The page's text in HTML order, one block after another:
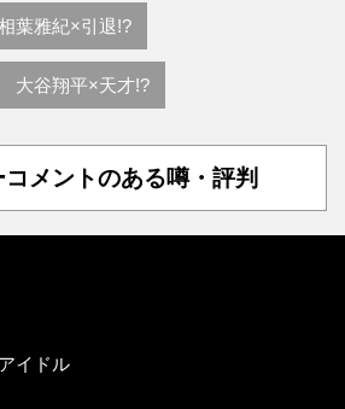
葉雅紀×引退!?
大谷翔平×天才!?
メントのある噂・評判
アイドル